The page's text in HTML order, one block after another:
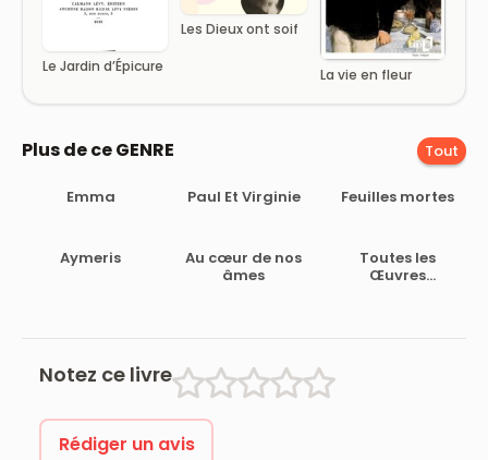
Le Jardin d’Épicure
Les Dieux ont soif
La vie en fleur
Plus de ce GENRE Tout
Emma Paul Et Virginie Feuilles mortes
Aymeris
Au cœur de nos
âmes
Toutes les
Œuvres
Notez ce livre
Rédiger un avis